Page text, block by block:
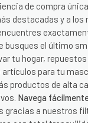
de compra
destacadas y a los
busques el último
tu hogar,
artículos para tu
productos de alta
Navega
gracias a nuestros